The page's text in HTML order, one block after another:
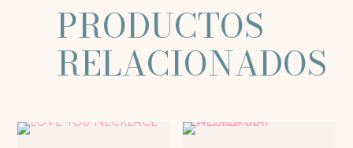
PRODUCTOS
RELACIONADOS